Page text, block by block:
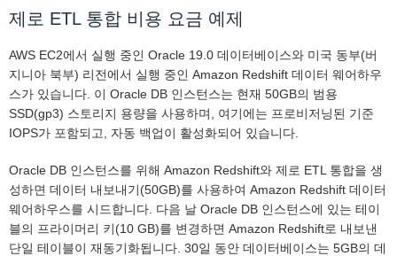
제로 ETL 통합 비용 요금 예제
AWS EC2에서 실행 중인 Oracle 19.0 데이터베이스와 미국 동부(버
지니아 북부) 리전에서 실행 중인 Amazon Redshift 데이터 웨어하우
스가 있습니다. 이 Oracle DB 인스턴스는 현재 50GB의 범용
SSD(gp3) 스토리지 용량을 사용하며, 여기에는 프로비저닝된 기준
IOPS가 포함되고, 자동 백업이 활성화되어 있습니다.
Oracle DB 인스턴스를 위해 Amazon Redshift와 제로 ETL 통합을 생
성하면 데이터 내보내기(50GB)를 사용하여 Amazon Redshift 데이터
웨어하우스를 시드합니다. 다음 날 Oracle DB 인스턴스에 있는 테이
블의 프라이머리 키(10 GB)를 변경하면 Amazon Redshift로 내보낸
단일 테이블이 재동기화됩니다. 30일 동안 데이터베이스는 5GB의 데